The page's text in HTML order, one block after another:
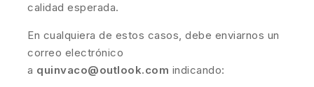
calidad esperada.
En cualquiera de estos casos, debe enviarnos un
correo electrónico
a quinvaco@outlook.com indicando: